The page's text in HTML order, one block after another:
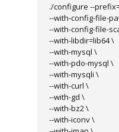
./configure --
--with-config-file-
--with-config-file-
--with-libdir=lib64 \
--with-mysql \
--with-pdo-mysql \
--with-mysqli \
--with-curl \
--with-gd \
--with-bz2 \
--with-iconv \